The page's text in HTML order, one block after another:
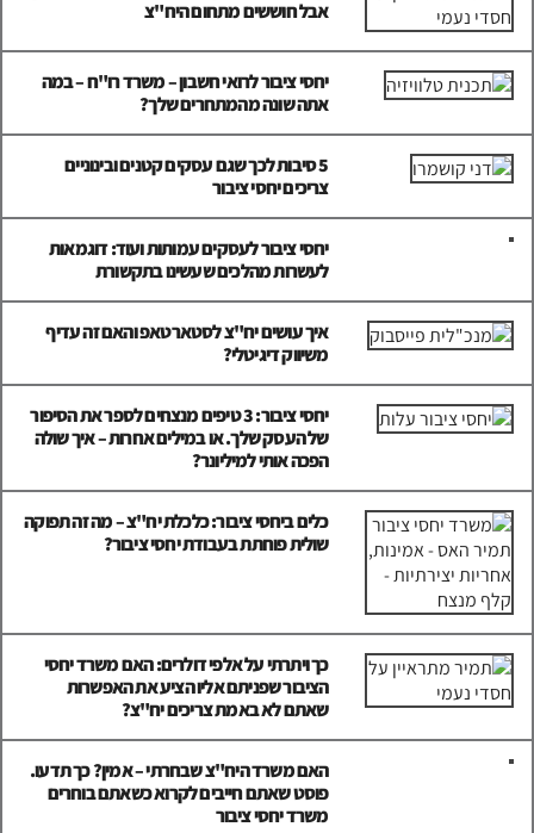
אבל חוששים מתחום היח"צ
יחסי ציבור לרואי חשבון – משרד רו"ח – במה
אתה שונה מהמתחרים שלך?
5 סיבות לכך שגם עסקים קטנים ובינוניים
צריכים יחסי ציבור
יחסי ציבור לעסקים עמותות ועוד: דוגמאות
לעשרות מהלכים שעשינו בתקשורת
איך עושים יח"צ לסטארטאפ והאם זה עדיף
משיווק דיגיטלי?
יחסי ציבור: 3 טיפים מנצחים לספר את הסיפור
של העסק שלך. או במילים אחרות – איך שולה
הפכה אותי למיליונר?
כלים ביחסי ציבור: כלכלת יח"צ – מה זה תפוקה
שולית פוחתת בעבודת יחסי ציבור?
כך ויתרתי על אלפי דולרים: האם משרד יחסי
הציבור שפניתם אליו הציע את האפשרות
שאתם לא באמת צריכים יח"צ?
האם משרד היח"צ שבחרתי – אמין? כך תדעו.
פוסט שאתם חייבים לקרוא כשאתם בוחרים
משרד יחסי ציבור